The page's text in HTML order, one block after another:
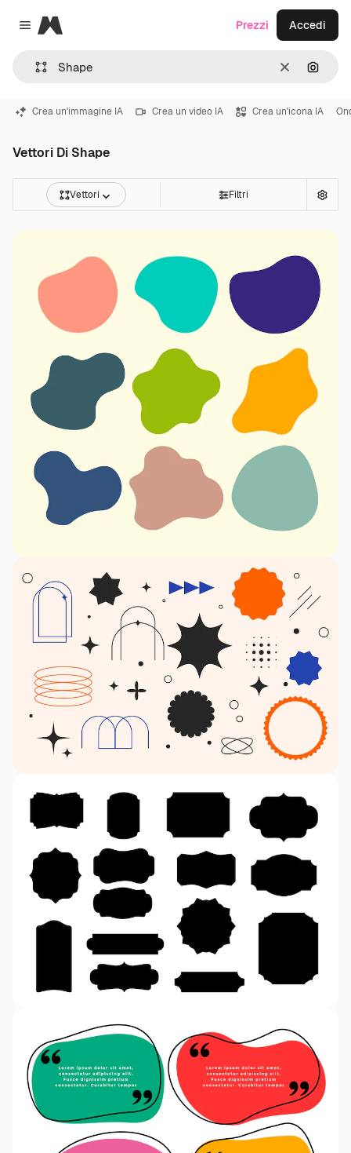
Close menu
Magnific
CancellaCerca
Prezzi Accedi
Crea un'immagine IA Crea un video IA Crea un'icona IA
Vettori Di Shape
Vettori Filtri